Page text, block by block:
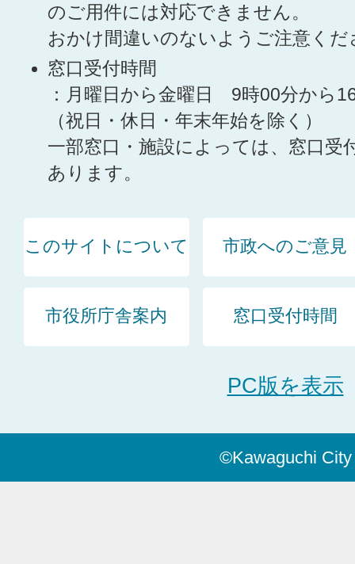
のご用件には対応できません。
おかけ間違いのないようご注意くだ
窓口受付時間
：月曜日から金曜日 9時00分から
（祝日・休日・年末年始を除く）
一部窓口・施設によっては、窓口受
あります。
このサイトについて 市政へのご意見
市役所庁舎案内 窓口受付時間
PC版を表示
©Kawaguchi City